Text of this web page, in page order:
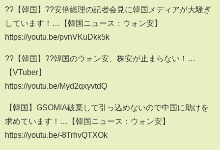
??【韓国】??安倍総理の記者会見に韓国メディアが大騒ぎ
しています！…【韓国ニュース：ウォン安】
https://youtu.be/pvnVKuDkk5k
??【韓国】??韓国のウォン安、株安が止まらない！…
【VTuber】
https://youtu.be/Myd2qxyvtdQ
【韓国】GSOMIA破棄して引っ込めないので中国に助けを
求めています！…【韓国ニュース：ウォン安】
https://youtu.be/-8TrhvQTXOk